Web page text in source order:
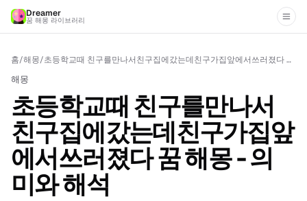
Dreamer
꿈 해몽 라이브러리
홈/해몽/ 초등학교때 친구를만나서친구집에갔는데친구가집앞에서쓰러졌다 꿈 해몽 - 의미와 해석
해몽
초등학교때 친구를만나서
친구집에갔는데친구가집앞
에서쓰러졌다 꿈 해몽 - 의
미와 해석